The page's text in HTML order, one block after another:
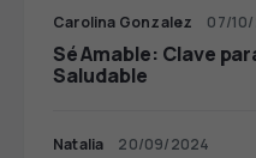
Carolina Gonzalez 07/
Sé Amable: Clave
Saludable
Natalia 20/09/2024